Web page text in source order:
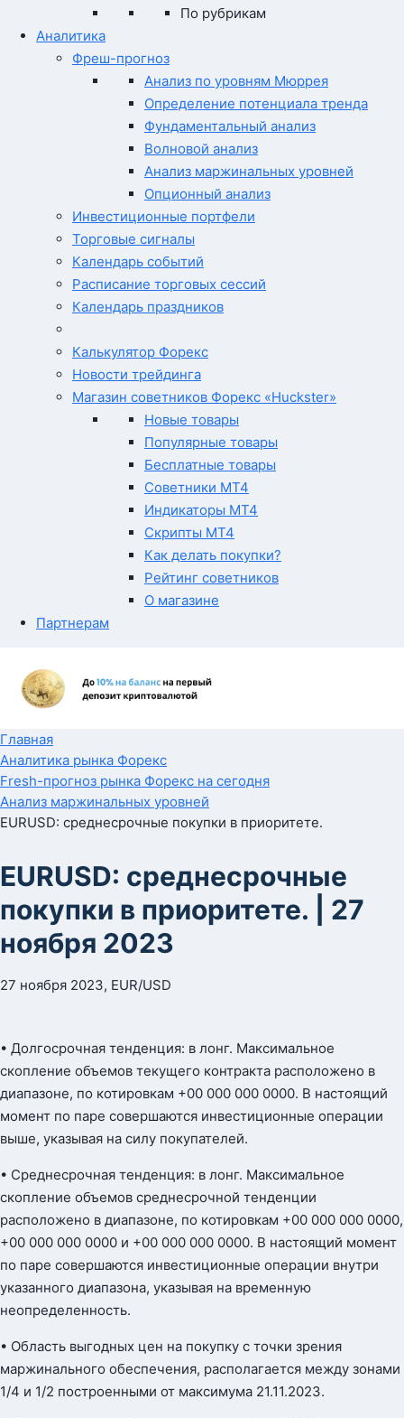
По рубрикам
Аналитика
Фреш-прогноз
Анализ по уровням Мюррея
Определение потенциала тренда
Фундаментальный анализ
Волновой анализ
Анализ маржинальных уровней
Опционный анализ
Инвестиционные портфели
Торговые сигналы
Календарь событий
Расписание торговых сессий
Календарь праздников
Калькулятор Форекс
Новости трейдинга
Магазин советников Форекс «Huckster»
Новые товары
Популярные товары
Бесплатные товары
Советники MT4
Индикаторы MT4
Скрипты MT4
Как делать покупки?
Рейтинг советников
О магазине
Партнерам
Главная
Аналитика рынка Форекс
Fresh-прогноз рынка Форекс на сегодня
Анализ маржинальных уровней
EURUSD: среднесрочные покупки в приоритете.
EURUSD: среднесрочные
покупки в приоритете. | 27
ноября 2023
27 ноября 2023, EUR/USD
• Долгосрочная тенденция: в лонг. Максимальное
скопление объемов текущего контракта расположено в
диапазоне, по котировкам +00 000 000 0000. В настоящий
момент по паре совершаются инвестиционные операции
выше, указывая на силу покупателей.
• Среднесрочная тенденция: в лонг. Максимальное
скопление объемов среднесрочной тенденции
расположено в диапазоне, по котировкам +00 000 000 0000,
+00 000 000 0000 и +00 000 000 0000. В настоящий момент
по паре совершаются инвестиционные операции внутри
указанного диапазона, указывая на временную
неопределенность.
• Область выгодных цен на покупку с точки зрения
маржинального обеспечения, располагается между зонами
1/4 и 1/2 построенными от максимума 21.11.2023.